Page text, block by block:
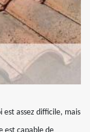
est assez difficile, mais